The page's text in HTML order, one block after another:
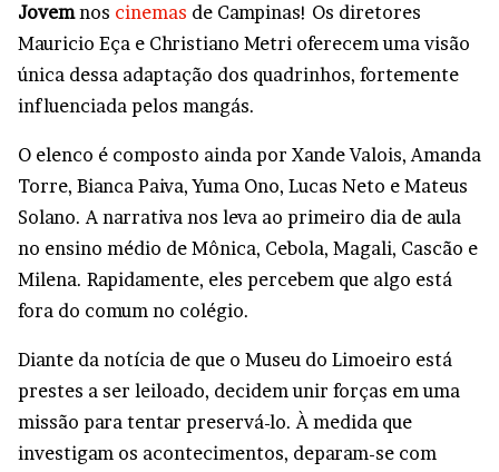
Jovemnos cinemas de Campinas! Os diretores
Mauricio Eça e Christiano Metri oferecem uma visão
única dessa adaptação dos quadrinhos, fortemente
influenciada pelos mangás.
O elenco é composto ainda por Xande Valois, Amanda
Torre, Bianca Paiva, Yuma Ono, Lucas Neto e Mateus
Solano. A narrativa nos leva ao primeiro dia de aula
no ensino médio de Mônica, Cebola, Magali, Cascão e
Milena. Rapidamente, eles percebem que algo está
fora do comum no colégio.
Diante da notícia de que o Museu do Limoeiro está
prestes a ser leiloado, decidem unir forças em uma
missão para tentar preservá-lo. À medida que
investigam os acontecimentos, deparam-se com